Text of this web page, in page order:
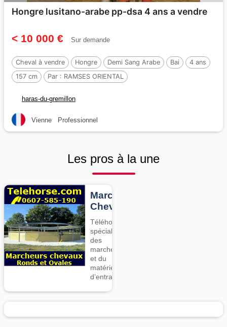
Hongre lusitano-arabe pp-dsa 4 ans a vendre
< 10 000 € Sur demande
Cheval à vendre Hongre Demi Sang Arabe Bai
4 ans
157 cm
Par : RAMSES ORIENTAL
haras-du-gremillon
Vienne Professionnel
Les pros à la une
Marcheurs
Chevaux
Téléhorse,
spécialiste
des
marcheurs
et du
matériel
d’entrainement